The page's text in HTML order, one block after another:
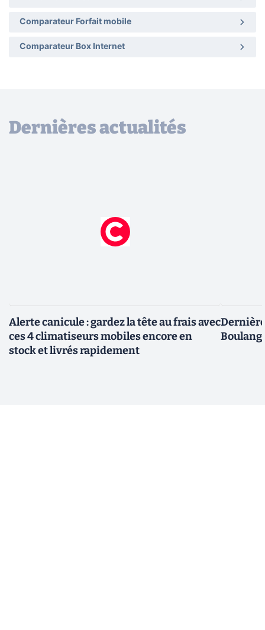
Comparateur Forfait mobile
Comparateur Box Internet
Dernières actualités
Alerte canicule : gardez la tête au frais avec
ces 4 climatiseurs mobiles encore en
stock et livrés rapidement